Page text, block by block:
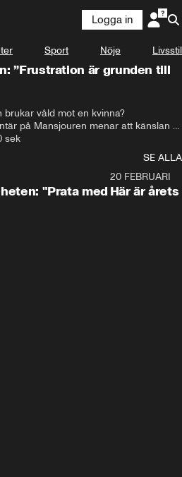
Logga in
Sport Nöje Livsstil
”Frustration är grunden till
våld mot en kvinna?
på Mansjouren menar att känslan
av förklaringen.
80 procent av dem som kommer till
med frustration som tenderar att leda
sek
SE ALLA
"Prata med
20 FEBRUARI
Här är